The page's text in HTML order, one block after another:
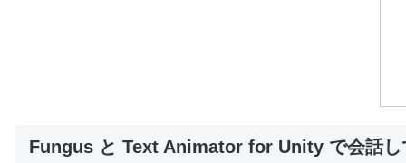
Fungus と Text Animator for Unity で会話し